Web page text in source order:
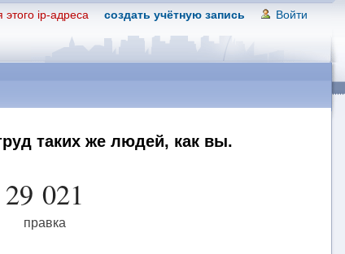
ip-адреса создать учётную запись Войти
таких же людей, как вы.
29 021
правка